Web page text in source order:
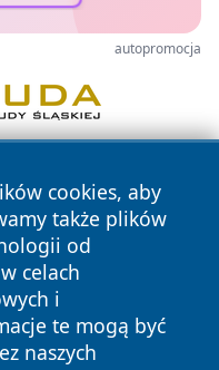
autopromocja
cookies, aby
także plików
od
celach
i
te mogą być
naszych
prawa zastrzeżone.